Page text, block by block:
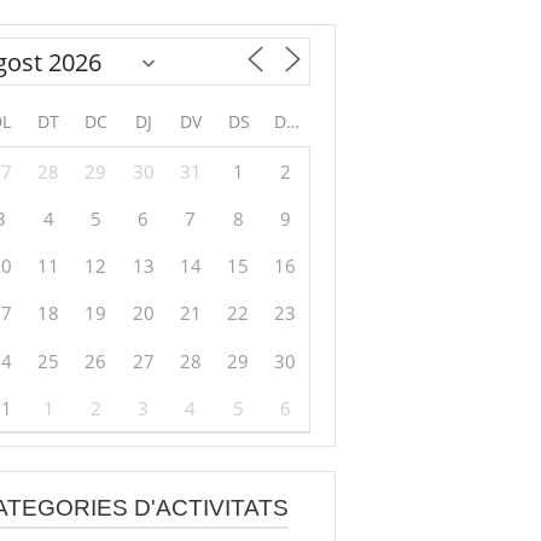
DT DC DJ DV DS DG
28 29 30 31 1
2
4 5 6 7 8
9
11 12 13 14 15
16
18 19 20 21 22
23
25 26 27 28 29
30
1 2 3 4 5 6
D'ACTIVITATS